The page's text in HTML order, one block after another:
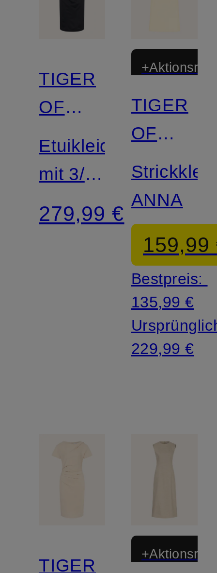
TIGER
OF
SWEDEN
Etuikleid
mit 3/4-
Arm
279,99 €
TIGER
OF
SWEDEN
ANNA
159,99
Bestpreis:
135,99 €
229,99 €
TIGER